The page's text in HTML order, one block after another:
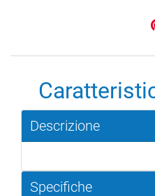
Descrizione
Specifiche